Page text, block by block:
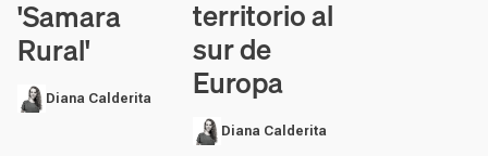
'Samara
Rural'
Diana Calderita
territorio al
sur de
Europa
Diana Calderita